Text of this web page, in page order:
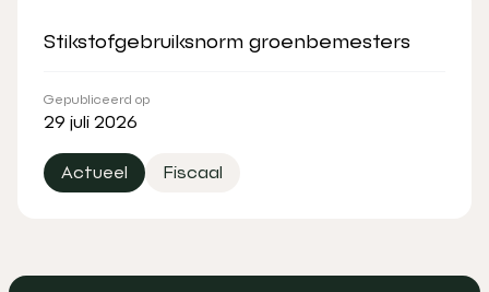
Stikstofgebruiksnorm groenbemesters
Gepubliceerd op
29 juli 2026
Actueel Fiscaal